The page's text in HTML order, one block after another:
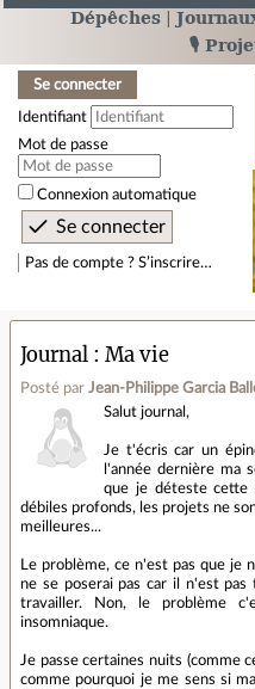
Dépêches
🎙️
Se connecter
Identifiant
Mot de passe
Connexion automatique
Pas de compte ? S’inscrire…
Journal Ma vie
Posté par Jean-Philippe Garcia
Salut journal,
Je t'écris car un
l'année dernière ma
que je déteste cette
débiles profonds, les projets ne
meilleures...
Le problème, ce n'est pas que je
ne se poserai pas car il n'est
travailler. Non, le problème
insomniaque.
Je passe certaines nuits (comme
comme pourquoi je me sens si